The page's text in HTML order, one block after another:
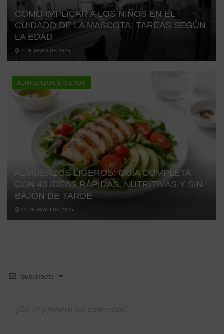
CÓMO IMPLICAR A LOS NIÑOS EN EL
CUIDADO DE LA MASCOTA: TAREAS SEGÚN
LA EDAD
7 DE MAYO DE 2026
ALMUERZOS LIGEROS
ALMUERZOS LIGEROS: GUÍA COMPLETA
CON 40 IDEAS RÁPIDAS, NUTRITIVAS Y SIN
BAJÓN DE TARDE
31 DE MAYO DE 2025
Suscríbete